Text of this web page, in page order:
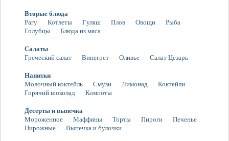
Вторые блюда
Рагу
Котлеты Гуляш Плов Овощи
Рыба
Голубцы
Блюда из мяса
Салаты
Греческий салат
Винегрет Оливье Салат Цезарь
Напитки
Молочный коктейль
Смузи Лимонад
Коктейли
Горячий шоколад
Компоты
Десерты и выпечка
Мороженное
Маффины Торты Пироги
Печенье
Пирожные
Выпечка и булочки